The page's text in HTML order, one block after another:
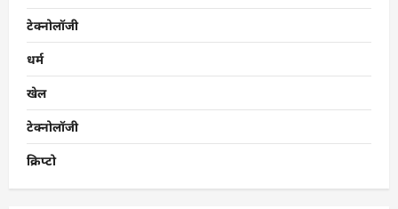
टेक्नोलॉजी
धर्म
खेल
टेक्नोलॉजी
क्रिप्टो